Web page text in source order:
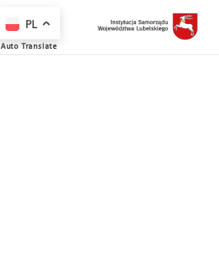
PL
Auto Translate